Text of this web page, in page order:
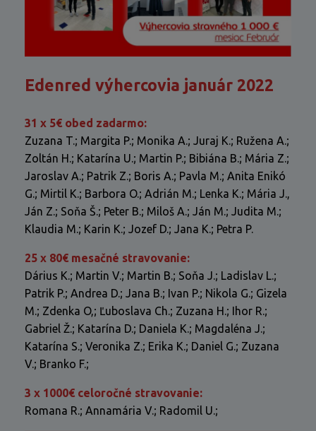
Edenred výhercovia január 2022
31 x 5€ obed zadarmo:
Zuzana T.; Margita P.; Monika A.; Juraj K.; Ružena A.;
Zoltán H.; Katarína U.; Martin P.; Bibiána B.; Mária Z.;
Jaroslav A.; Patrik Z.; Boris A.; Pavla M.; Anita Enikó
G.; Mirtil K.; Barbora O.; Adrián M.; Lenka K.; Mária J.,
Ján Z.; Soňa Š.; Peter B.; Miloš A.; Ján M.; Judita M.;
Klaudia M.; Karin K.; Jozef D.; Jana K.; Petra P.
25 x 80€ mesačné stravovanie:
Dárius K.; Martin V.; Martin B.; Soňa J.; Ladislav L.;
Patrik P.; Andrea D.; Jana B.; Ivan P.; Nikola G.; Gizela
M.; Zdenka O,; Ľuboslava Ch.; Zuzana H.; Ihor R.;
Gabriel Ž.; Katarína D.; Daniela K.; Magdaléna J.;
Katarína S.; Veronika Z.; Erika K.; Daniel G.; Zuzana
V.; Branko F.;
3 x 1000€ celoročné stravovanie:
Romana R.; Annamária V.; Radomil U.;